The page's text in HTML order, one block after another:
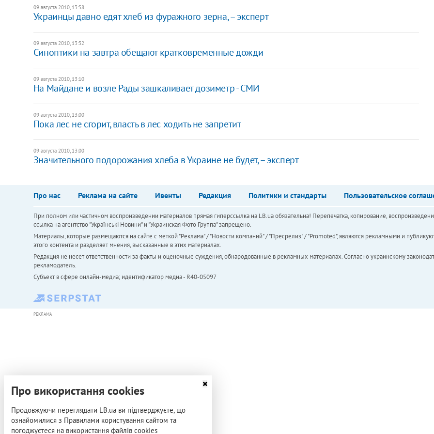
09 августа 2010, 13:58
Украинцы давно едят хлеб из фуражного зерна, – эксперт
09 августа 2010, 13:32
Синоптики на завтра обещают кратковременные дожди
09 августа 2010, 13:10
На Майдане и возле Рады зашкаливает дозиметр - СМИ
09 августа 2010, 13:00
Пока лес не сгорит, власть в лес ходить не запретит
09 августа 2010, 13:00
Значительного подорожания хлеба в Украине не будет, – эксперт
Про нас Реклама на сайте Ивенты Редакция Политики и стандарты Пользовательское
При полном или частичном воспроизведении материалов прямая гиперссылка на LB.ua обязательна! Перепечатка, копирование,
ссылка на агентство "Українськi Новини" и "Украинская Фото Группа" запрещено.
Материалы, которые размещаются на сайте с меткой "Реклама" / "Новости компаний" / "Пресрелиз" / "Promoted", являются рекламными и
этого контента и разделяет мнения, высказанные в этих материалах.
Редакция не несет ответственности за факты и оценочные суждения, обнародованные в рекламных материалах. Согласно украинскому
рекламодатель.
Субъект в сфере онлайн-медиа; идентификатор медиа - R40-05097
РЕКЛАМА
Про використання cookies
Продовжуючи переглядати LB.ua ви підтверджуєте, що
ознайомилися з Правилами користування сайтом та
погоджуєтеся на використання файлів cookies